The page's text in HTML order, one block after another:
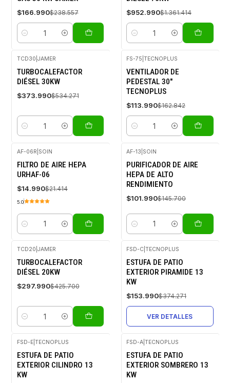
$166.990$238.557
Cantidad
$952.990$1.361.414
Cantidad
-30%
OFF
TCD30 JAMER
TURBOCALEFACTOR
DIÉSEL 30KW
$373.990$534.271
Cantidad
-30%
OFF
FS-75 TECNOPLUS
VENTILADOR DE
PEDESTAL 30"
TECNOPLUS
$113.990$162.842
Cantidad
-30%
OFF
AF-06R SOIN
FILTRO DE AIRE HEPA
URHAF-06
$14.990$21.414
5.0
Cantidad
-30%
OFF
AF-13 SOIN
PURIFICADOR DE AIRE
HEPA DE ALTO
RENDIMIENTO
$101.990$145.700
Cantidad
-30%
OFF
TCD20 JAMER
TURBOCALEFACTOR
DIÉSEL 20KW
$297.990$425.700
Cantidad
-59%
OFF
Agotado
FSD-C TECNOPLUS
ESTUFA DE PATIO
EXTERIOR PIRAMIDE 13
KW
$153.990$374.271
VER DETALLES
-57%
OFF
Agotado
FSD-E| TECNOPLUS
ESTUFA DE PATIO
EXTERIOR CILINDRO 13
KW
-30%
OFF
Agotado
FSD-A TECNOPLUS
ESTUFA DE PATIO
EXTERIOR SOMBRERO 13
KW